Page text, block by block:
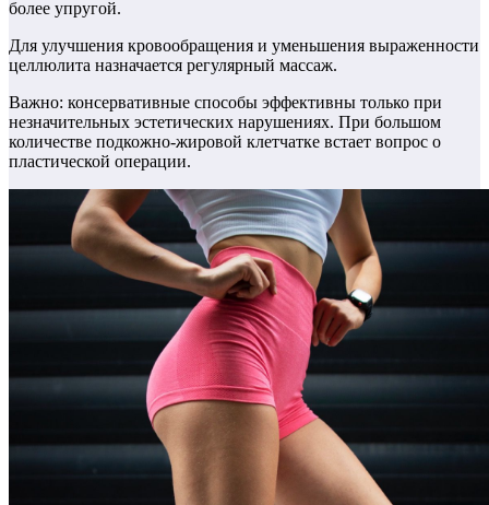
более упругой.
Для улучшения кровообращения и уменьшения выраженности
целлюлита назначается регулярный массаж.
Важно: консервативные способы эффективны только при
незначительных эстетических нарушениях. При большом
количестве подкожно-жировой клетчатке встает вопрос о
пластической операции.